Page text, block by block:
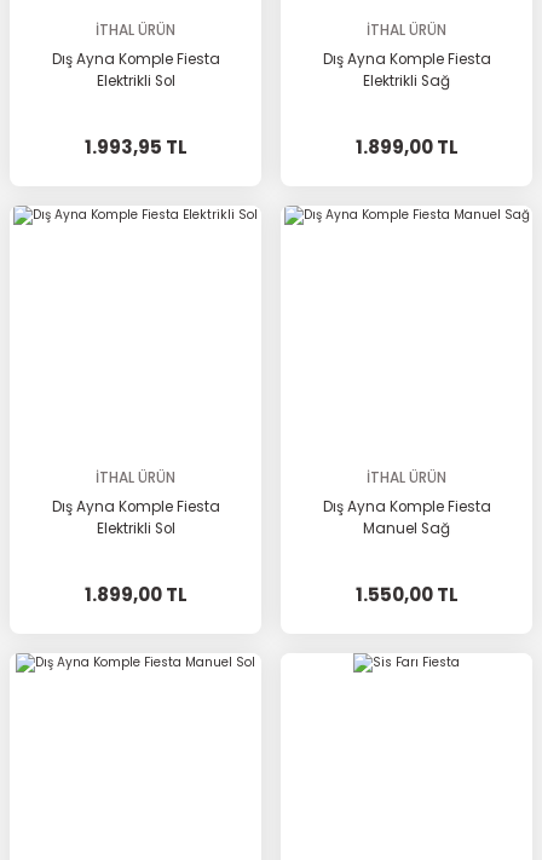
İTHAL ÜRÜN
Dış Ayna Komple Fiesta
Elektrikli Sol
1.993,95 TL
İTHAL ÜRÜN
Dış Ayna Komple Fiesta
Elektrikli Sağ
1.899,00 TL
İTHAL ÜRÜN
Dış Ayna Komple Fiesta
Elektrikli Sol
1.899,00 TL
İTHAL ÜRÜN
Dış Ayna Komple Fiesta
Manuel Sağ
1.550,00 TL